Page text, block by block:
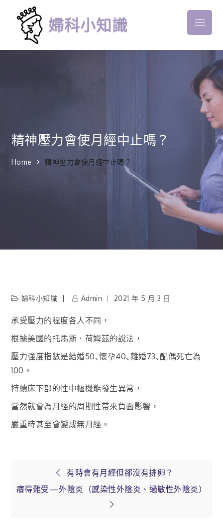
content
婦科小知識 Menu
精神壓力會使月經中止嗎？
Home 精神壓力會使月經中止嗎？
婦科小知識 Admin 2021 年 5 月 3 日
承受壓力的程度各人不同，
根據美國的托馬斯．荷姆茲的說法，
壓力強度指數是結婚50､懷孕40､離婚73､配偶死亡為
100。
持續床下部的性中樞機能發生異常，
當然就會為月經的周期性帶來負面影響，
嚴重時甚至會變成無月經。
文
有時會有月經但郤沒有排卵？
癢得難受—外陰炎（感染性外陰炎、過敏性外陰炎）